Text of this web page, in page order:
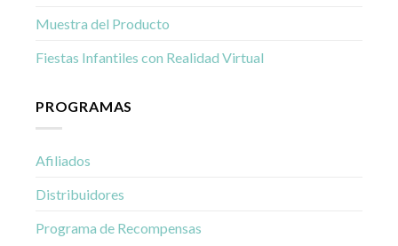
Muestra del Producto
Fiestas Infantiles con Realidad Virtual
PROGRAMAS
Afiliados
Distribuidores
Programa de Recompensas